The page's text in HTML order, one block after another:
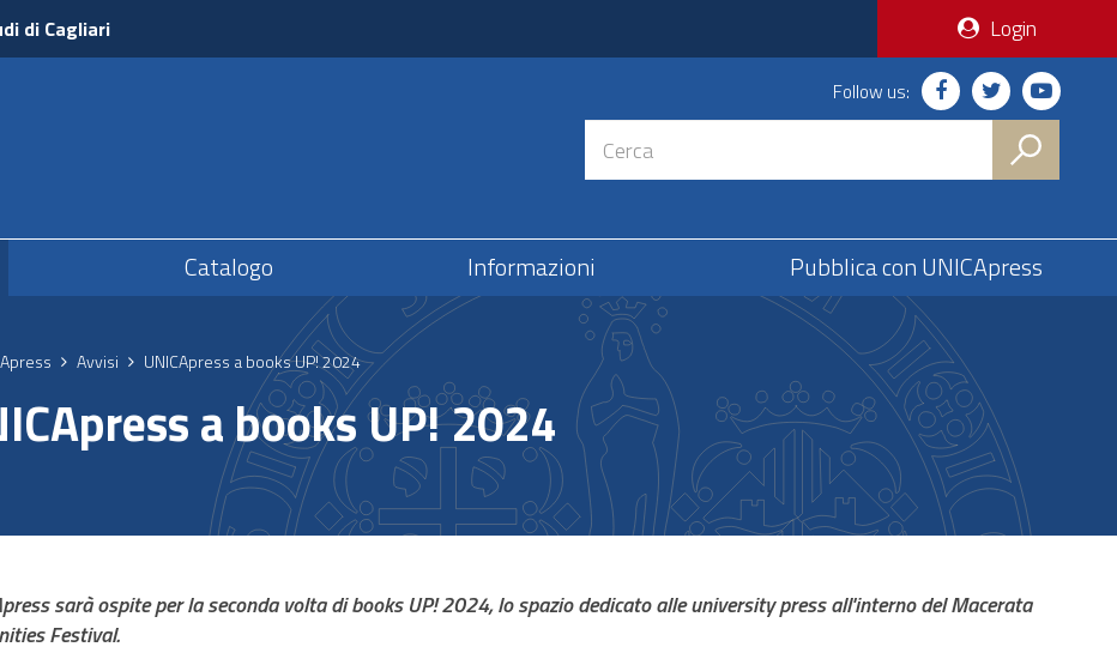
di Cagliari Login
Follow us:
Catalogo Informazioni Pubblica con UNICApress
Avvisi UNICApress a books UP! 2024
a books UP! 2024
sarà ospite per la seconda volta di books UP! 2024, lo spazio dedicato alle university press all'interno del Macerata
Festival.